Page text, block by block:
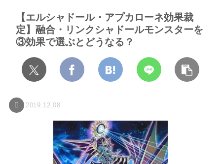
【エルシャドール・アプカローネ効果裁
定】融合・リンクシャドールモンスターを
③効果で選ぶとどうなる？
2019.12.08